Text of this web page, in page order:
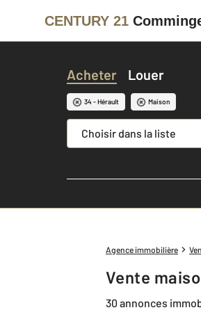
CENTURY 21
Acheter Louer
34 - Hérault Maison
Choisir dans la liste
Agence immobilière
Vente
30 annonces